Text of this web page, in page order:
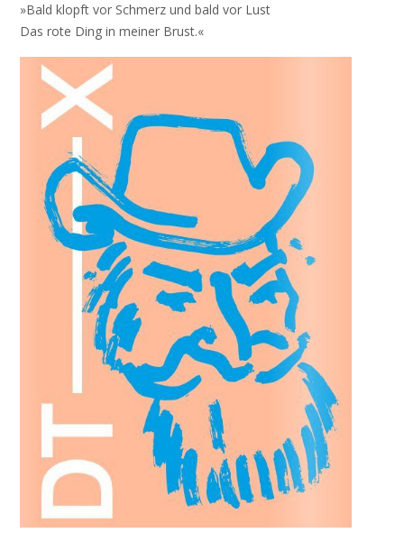
»Bald klopft vor Schmerz und bald vor Lust
Das rote Ding in meiner Brust.«